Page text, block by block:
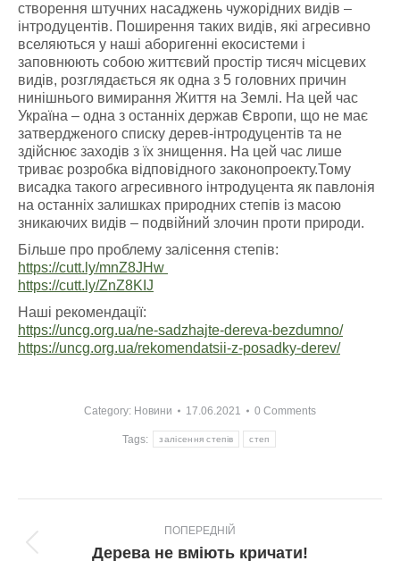
створення штучних насаджень чужорідних видів –
інтродуцентів. Поширення таких видів, які агресивно
вселяються у наші аборигенні екосистеми і
заповнюють собою життєвий простір тисяч місцевих
видів, розглядається як одна з 5 головних причин
нинішнього вимирання Життя на Землі. На цей час
Україна – одна з останніх держав Європи, що не має
затвердженого списку дерев-інтродуцентів та не
здійснює заходів з їх знищення. На цей час лише
триває розробка відповідного законопроекту.Тому
висадка такого агресивного інтродуцента як павлонія
на останніх залишках природних степів із масою
зникаючих видів – подвійний злочин проти природи.
Більше про проблему залісення степів:
https://cutt.ly/mnZ8JHw
https://cutt.ly/ZnZ8KIJ
Наші рекомендації:
https://uncg.org.ua/ne-sadzhajte-dereva-bezdumno/
https://uncg.org.ua/rekomendatsii-z-posadky-derev/
Category: Новини 17.06.2021 0 Comments
Tags: залісення степів степ
navigation
ПОПЕРЕДНІЙ
Попередній
Дерева не вміють кричати!